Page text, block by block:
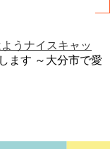
ようナイスキャッ
ます ～大分市で愛